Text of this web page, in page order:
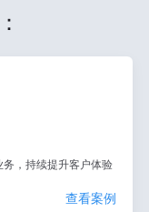
，持续提升客户体验
查看案例